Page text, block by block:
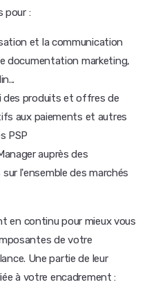
pour :
et la communication
documentation marketing,
des produits et offres de
aux paiements et autres
PSP
auprès des
l'ensemble des marchés
en continu pour mieux vous
de votre
Une partie de leur
à votre encadrement :